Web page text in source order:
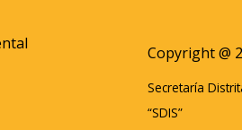
Copyright @
Secretaría
“SDIS”